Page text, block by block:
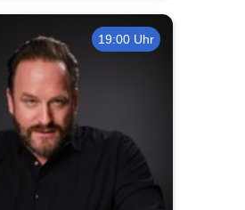
19:00 Uhr